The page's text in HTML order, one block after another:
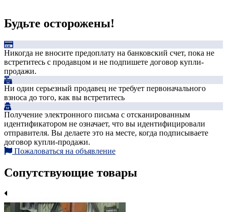
Будьте осторожены!
Никогда не вносите предоплату на банковский счет, пока не
встретитесь с продавцом и не подпишете договор купли-
продажи.
Ни один серьезный продавец не требует первоначального
взноса до того, как вы встретитесь
Получение электронного письма с отсканированным
идентификатором не означает, что вы идентифицировали
отправителя. Вы делаете это на месте, когда подписываете
договор купли-продажи.
Пожаловаться на объявление
Сопутствующие товары